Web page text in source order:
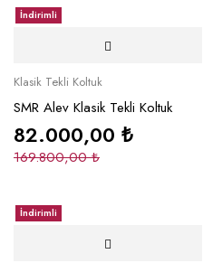
İndirimli
Klasik Tekli Koltuk
SMR Alev Klasik Tekli Koltuk
169.800,00₺
82.000,00 ₺
İndirimli